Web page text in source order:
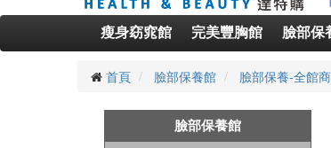
瘦身窈窕館 完美豐胸館 臉部保
首頁 臉部保養館 臉部保養-全館
臉部保養館